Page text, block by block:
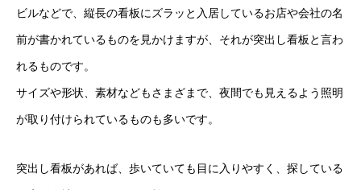
ビルなどで、縦長の看板にズラッと入居しているお店や会社の名
前が書かれているものを見かけますが、それが突出し看板と言わ
れるものです。
サイズや形状、素材などもさまざまで、夜間でも見えるよう照明
が取り付けられているものも多いです。
突出し看板があれば、歩いていても目に入りやすく、探している